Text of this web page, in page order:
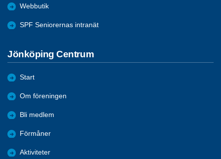
Webbutik
SPF Seniorernas intranät
Jönköping Centrum
Start
Om föreningen
Bli medlem
Förmåner
Aktiviteter